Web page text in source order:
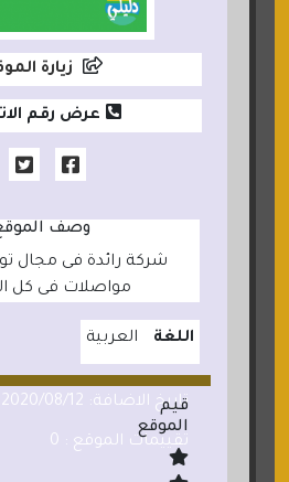
زيارة
عرض رقم
وصف
شركة رائدة فى مجال
مواصلات فى كل
اللغة العربية
تاريخ الاضافة: 2020/08/12
تقييمات الموقع : 0
قيم
الموقع